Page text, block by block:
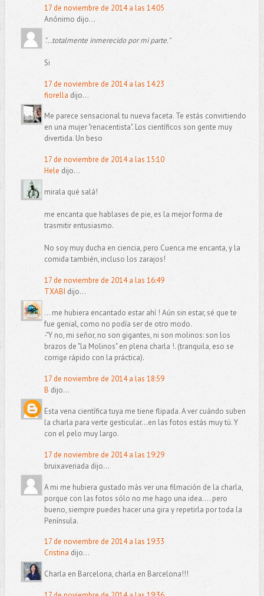
17 de noviembre de 2014 a las 14:05
Anónimo dijo...
"...totalmente inmerecido por mi parte."
Si
17 de noviembre de 2014 a las 14:23
fiorella dijo...
Me parece sensacional tu nueva faceta. Te estás convirtiendo
en una mujer "renacentista". Los científicos son gente muy
divertida. Un beso
17 de noviembre de 2014 a las 15:10
Hele dijo...
mirala qué salá!
me encanta que hablases de pie, es la mejor forma de
trasmitir entusiasmo.
No soy muy ducha en ciencia, pero Cuenca me encanta, y la
comida también, incluso los zarajos!
17 de noviembre de 2014 a las 16:49
TXABI dijo...
... me hubiera encantado estar ahí ! Aún sin estar, sé que te
fue genial, como no podía ser de otro modo.
-"Y no, mi señor, no son gigantes, ni son molinos: son los
brazos de "la Molinos" en plena charla !. (tranquila, eso se
corrige rápido con la práctica).
17 de noviembre de 2014 a las 18:59
B dijo...
Esta vena científica tuya me tiene flipada. A ver cuándo suben
la charla para verte gesticular...en las fotos estás muy tú. Y
con el pelo muy largo.
17 de noviembre de 2014 a las 19:29
bruixaveriada dijo...
A mi me hubiera gustado más ver una filmación de la charla,
porque con las fotos sólo no me hago una idea.... pero
bueno, siempre puedes hacer una gira y repetirla por toda la
Península.
17 de noviembre de 2014 a las 19:33
Cristina dijo...
Charla en Barcelona, charla en Barcelona!!!